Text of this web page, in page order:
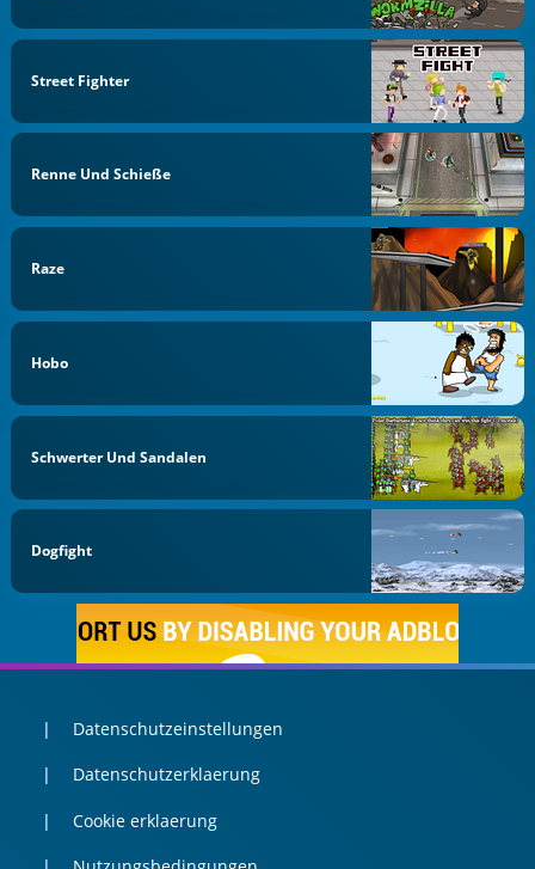
Street Fighter
Renne Und Schieße
Raze
Hobo
Schwerter Und Sandalen
Dogfight
Datenschutzeinstellungen
Datenschutzerklaerung
Cookie erklaerung